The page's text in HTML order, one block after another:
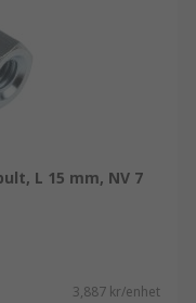
L 15 mm, NV 7
3,887 kr/enhet